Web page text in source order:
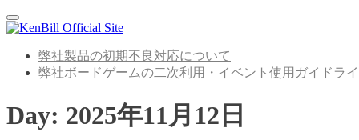
Menu
弊社製品の初期不良対応について
弊社ボードゲームの二次利用・イベント使用ガイドラ
Day: 2025年11月12日